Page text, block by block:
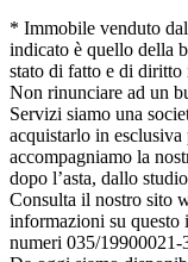
* Immobile venduto
indicato è quello della
stato di fatto e di diritto
Non rinunciare ad un
Servizi siamo una
acquistarlo in esclusiva
accompagniamo la
dopo l’asta, dallo
Consulta il nostro sito
informazioni su questo
numeri 035/19900021-